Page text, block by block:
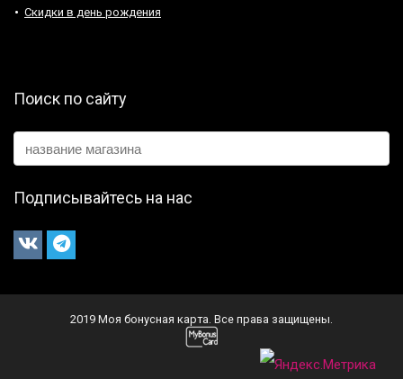
Скидки в день рождения
Поиск по сайту
Подписывайтесь на нас
2019 Моя бонусная карта. Все права защищены.